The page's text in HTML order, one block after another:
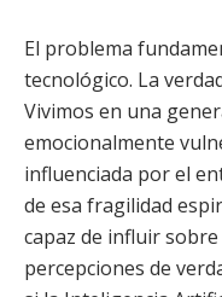
El problema
tecnológico. La
Vivimos en una
emocionalmente
influenciada por el
de esa fragilidad
capaz de influir
percepciones de